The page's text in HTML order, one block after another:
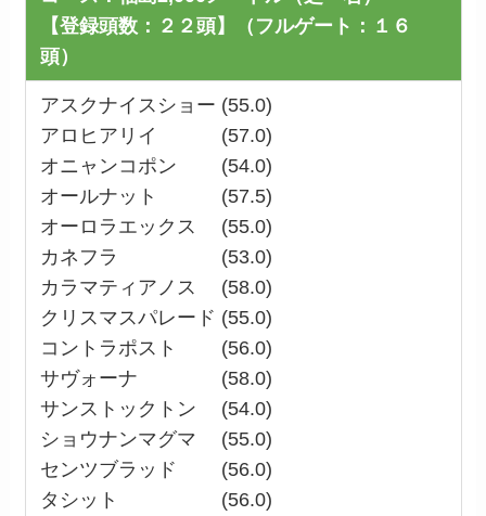
【登録頭数：２２頭】（フルゲート：１６
頭）
アスクナイスショー (55.0)
アロヒアリイ (57.0)
オニャンコポン (54.0)
オールナット (57.5)
オーロラエックス (55.0)
カネフラ (53.0)
カラマティアノス (58.0)
クリスマスパレード (55.0)
コントラポスト (56.0)
サヴォーナ (58.0)
サンストックトン (54.0)
ショウナンマグマ (55.0)
センツブラッド (56.0)
タシット (56.0)